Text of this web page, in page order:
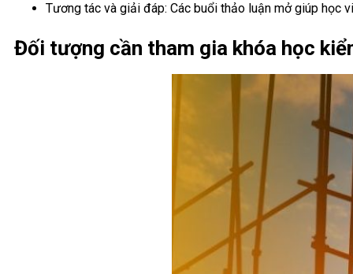
Tương tác và giải đáp: Các buổi thảo luận mở giúp học
Đối tượng cần tham gia khóa học